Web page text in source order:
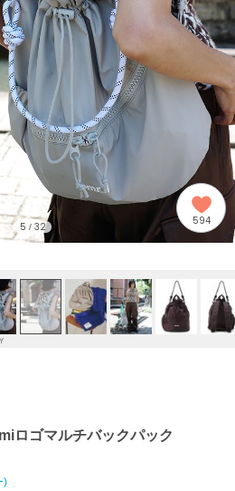
ニー
5 / 32 594
ロゴマルチバックパック
)